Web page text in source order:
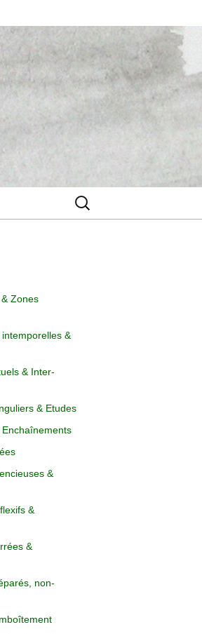
Rechercher :
Zones
&
& Inter-
& Etudes
&
&
&
non-